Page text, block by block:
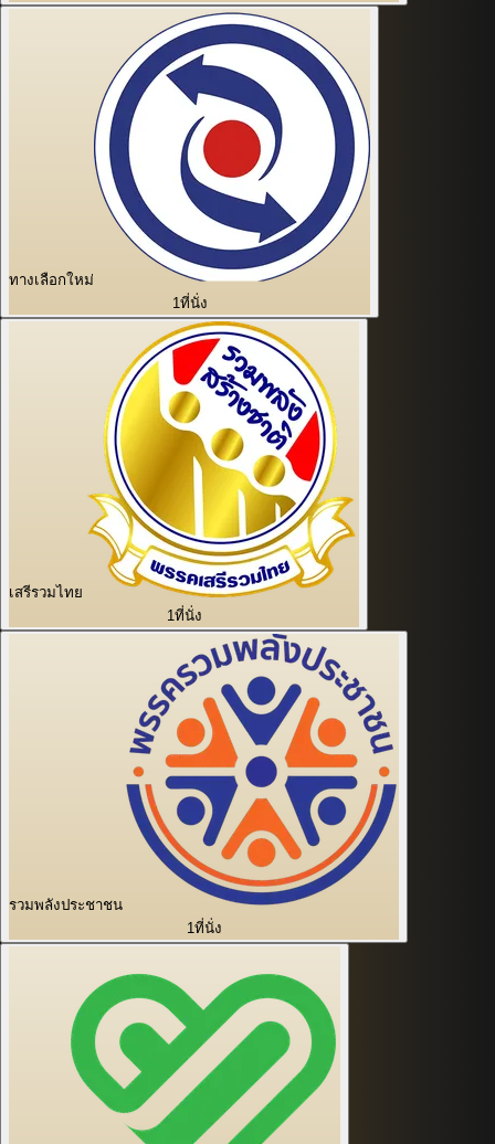
ทางเลือกใหม่
1ที่นั่ง
เสรีรวมไทย
1ที่นั่ง
รวมพลังประชาชน
1ที่นั่ง